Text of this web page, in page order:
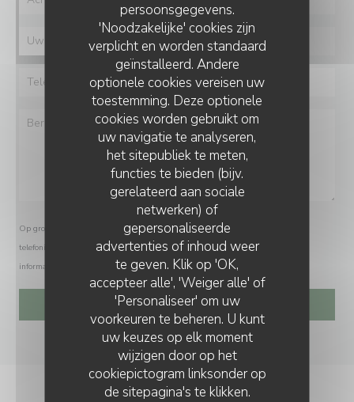
persoonsgegevens.
'Noodzakelijke' cookies zijn
verplicht en worden standaard
geïnstalleerd. Andere
optionele cookies vereisen uw
toestemming. Deze optionele
cookies worden gebruikt om
uw navigatie te analyseren,
het sitepubliek te meten,
functies te bieden (bijv.
gerelateerd aan sociale
netwerken) of
gepersonaliseerde
advertenties of inhoud weer
te geven. Klik op 'OK,
accepteer alle', 'Weiger alle' of
'Personaliseer' om uw
voorkeuren te beheren. U kunt
uw keuzes op elk moment
wijzigen door op het
cookiepictogram linksonder op
de sitepagina's te klikken.
Op grond van de privacywetgeving heeft u het recht om u af te melden voor
telefonische marketing via het Bel-me-niet Register:bel-me-niet.nl
informatie over hoe wij uw gegevens verwerken, zie onsprivacybeleid